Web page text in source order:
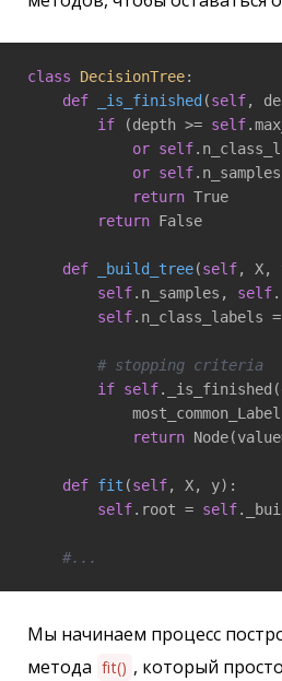
class DecisionTree:
def
_is_finished (self,
if (depth >= self
or self
or self
return True
return False
def _build_tree(self, X,
self.n_samples, self
self.n_class_labels
# stopping criteria
if self
return
def fit (self, X, y) :
self.root = self
#...
Мы начинаем процесс
метода fit() , который